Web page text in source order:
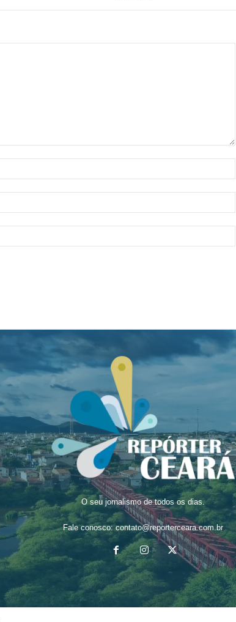
O seu jornalismo de todos os dias.
Fale conosco:contato@reporterceara.com.br